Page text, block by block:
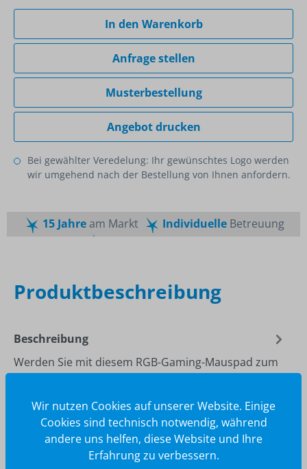
In den Warenkorb
Anfrage stellen
Musterbestellung
Angebot drucken
Bei gewählter Veredelung: Ihr gewünschtes Logo werden
wir umgehend nach der Bestellung von Ihnen anfordern.
15 Jahream Markt IndividuelleBetreuung
Produktbeschreibung
Beschreibung
Werden Sie mit diesem RGB-Gaming-Mauspad zum
Wir nutzen Cookies auf unserer Website. Einige
Cookies sind technisch notwendig, während
andere uns helfen, diese Website und Ihre
Erfahrung zu verbessern.